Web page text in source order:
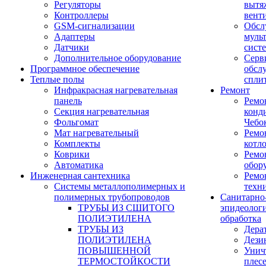
Регуляторы
Контроллеры
GSM-сигнализации
Адаптеры
Датчики
Дополнительное оборудование
Программное обеспечение
Теплые полы
Инфракрасная нагревательная
панель
Секция нагревательная
Фольгомат
Мат нагревательный
Комплекты
Коврики
Автоматика
Инженерная сантехника
Системы металлополимерных и
полимерных трубопроводов
ТРУБЫ ИЗ СШИТОГО
ПОЛИЭТИЛЕНА
ТРУБЫ ИЗ
ПОЛИЭТИЛЕНА
ПОВЫШЕННОЙ
ТЕРМОСТОЙКОСТИ
Ремонт
обработка